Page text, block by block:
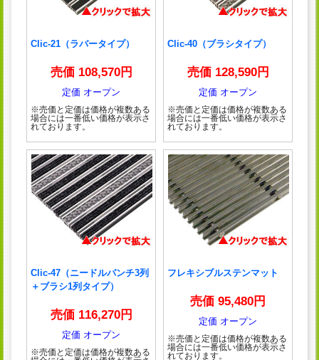
Clic-21（ラバータイプ）
売価 108,570円
定価 オープン
※売価と定価は価格が複数ある
場合には一番低い価格が表示さ
れております。
Clic-40（ブラシタイプ）
売価 128,590円
定価 オープン
※売価と定価は価格が複数ある
場合には一番低い価格が表示さ
れております。
Clic-47（ニードルパンチ3列
＋ブラシ1列タイプ）
売価 116,270円
定価 オープン
※売価と定価は価格が複数ある
フレキシブルステンマット
売価 95,480円
定価 オープン
※売価と定価は価格が複数ある
場合には一番低い価格が表示さ
れております。